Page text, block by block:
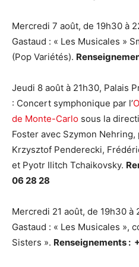
Mercredi 7 août, de 19h30 à
Gastaud : « Les Musicales »
(Pop Variétés).
Jeudi 8 août à 21h30, Palais
: Concert symphonique par l’
de Monte-Carlo sous la
Foster avec Szymon
Krzysztof Penderecki,
et Pyotr Ilitch Tchaikovsky.
06 28 28
Mercredi 21 août, de 19h30 à
Gastaud : « Les Musicales »,
Sisters ». Renseignements :